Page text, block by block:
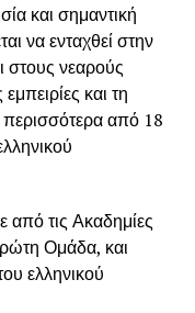
και σημαντική
να ενταχθεί στην
στους νεαρούς
και τη
από 18
από τις Ακαδημίες
Ομάδα, και
ελληνικού